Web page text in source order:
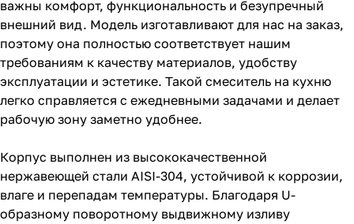
важны комфорт, функциональность и безупречный
внешний вид. Модель изготавливают для нас на заказ,
поэтому она полностью соответствует нашим
требованиям к качеству материалов, удобству
эксплуатации и эстетике. Такой смеситель на кухню
легко справляется с ежедневными задачами и делает
рабочую зону заметно удобнее.
Корпус выполнен из высококачественной
нержавеющей стали AISI-304, устойчивой к коррозии,
влаге и перепадам температуры. Благодаря U-
образному поворотному выдвижному изливу